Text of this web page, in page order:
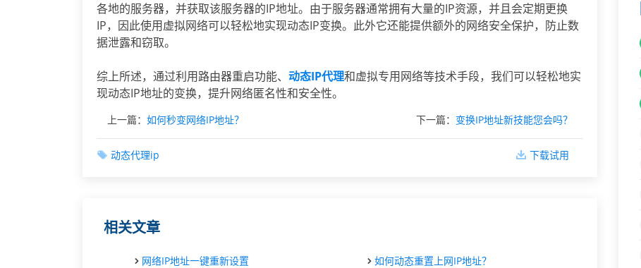
各地的服务器，并获取该服务器的IP地址。由于服务器通常拥有大量的IP资源，并且会定期更换
IP，因此使用虚拟网络可以轻松地实现动态IP变换。此外它还能提供额外的网络安全保护，防止数
据泄露和窃取。
综上所述，通过利用路由器重启功能、 动态IP代理和虚拟专用网络等技术手段，我们可以轻松地实
现动态IP地址的变换，提升网络匿名性和安全性。
上一篇： 如何秒变网络IP地址？ 下一篇： 变换IP地址新技能您会吗？
动态代理ip 下载试用
相关文章
网络IP地址一键重新设置
如何动态重置上网IP地址？